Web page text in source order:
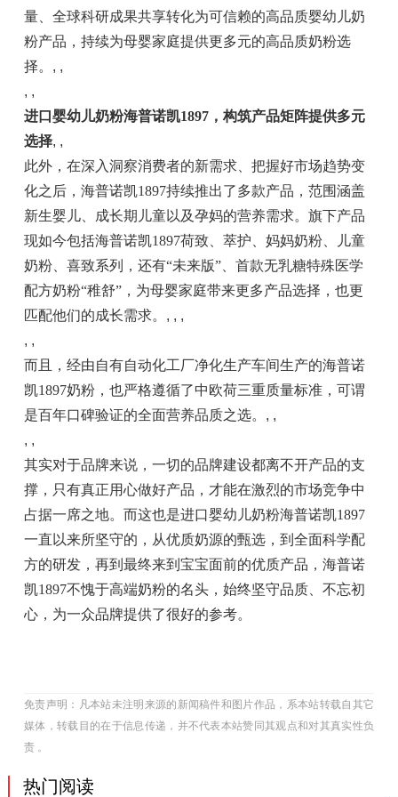
量、全球科研成果共享转化为可信赖的高品质婴幼儿奶
粉产品，持续为母婴家庭提供更多元的高品质奶粉选
择。 , ,
, ,
进口婴幼儿奶粉海普诺凯1897，构筑产品矩阵提供多元
选择, ,
此外，在深入洞察消费者的新需求、把握好市场趋势变
化之后，海普诺凯1897持续推出了多款产品，范围涵盖
新生婴儿、成长期儿童以及孕妈的营养需求。旗下产品
现如今包括海普诺凯1897荷致、萃护、妈妈奶粉、儿童
奶粉、喜致系列，还有“未来版”、首款无乳糖特殊医学
配方奶粉“稚舒”，为母婴家庭带来更多产品选择，也更
匹配他们的成长需求。 , , ,
, ,
而且，经由自有自动化工厂净化生产车间生产的海普诺
凯1897奶粉，也严格遵循了中欧荷三重质量标准，可谓
是百年口碑验证的全面营养品质之选。 , ,
, ,
其实对于品牌来说，一切的品牌建设都离不开产品的支
撑，只有真正用心做好产品，才能在激烈的市场竞争中
占据一席之地。而这也是进口婴幼儿奶粉海普诺凯1897
一直以来所坚守的，从优质奶源的甄选，到全面科学配
方的研发，再到最终来到宝宝面前的优质产品，海普诺
凯1897不愧于高端奶粉的名头，始终坚守品质、不忘初
心，为一众品牌提供了很好的参考。
免责声明：凡本站未注明来源的新闻稿件和图片作品，系本站转载自其它
媒体，转载目的在于信息传递，并不代表本站赞同其观点和对其真实性负
责 。
热门阅读